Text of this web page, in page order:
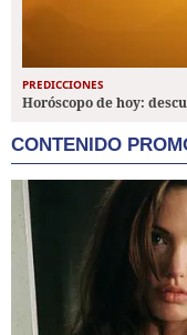
PREDICCIONES
Horóscopo de hoy:
CONTENIDO